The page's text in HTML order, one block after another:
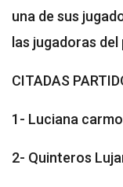
una de sus
las jugadoras del
CITADAS
1- Luciana
2- Quinteros